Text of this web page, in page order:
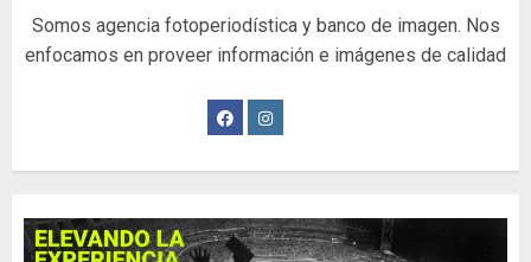
Somos agencia fotoperiodística y banco de imagen. Nos
enfocamos en proveer información e imágenes de calidad